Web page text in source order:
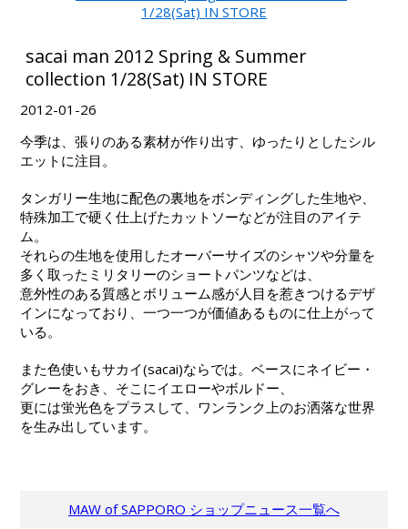
sacai man 2012 Spring & Summer
collection 1/28(Sat) IN STORE
2012-01-26
今季は、張りのある素材が作り出す、ゆったりとしたシル
エットに注目。
タンガリー生地に配色の裏地をボンディングした生地や、
特殊加工で硬く仕上げたカットソーなどが注目のアイテ
ム。
それらの生地を使用したオーバーサイズのシャツや分量を
多く取ったミリタリーのショートパンツなどは、
意外性のある質感とボリューム感が人目を惹きつけるデザ
インになっており、一つ一つが価値あるものに仕上がって
いる。
また色使いもサカイ(sacai)ならでは。ベースにネイビー・
グレーをおき、そこにイエローやボルドー、
更には蛍光色をプラスして、ワンランク上のお洒落な世界
を生み出しています。
MAW of SAPPORO ショップニュース一覧へ